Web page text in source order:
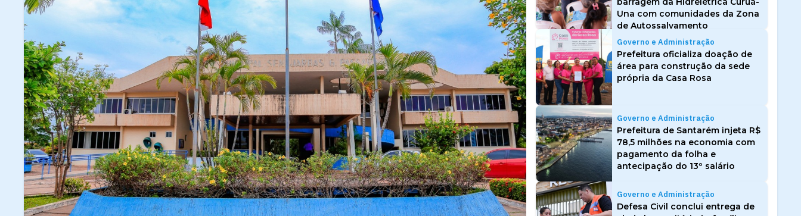
Una com comunidades da Zona
de Autossalvamento
Governo e Administração
Prefeitura oficializa doação de
área para construção da sede
própria da Casa Rosa
Governo e Administração
Prefeitura de Santarém injeta R$
78,5 milhões na economia com
pagamento da folha e
antecipação do 13º salário
Governo e Administração
Defesa Civil conclui entrega de